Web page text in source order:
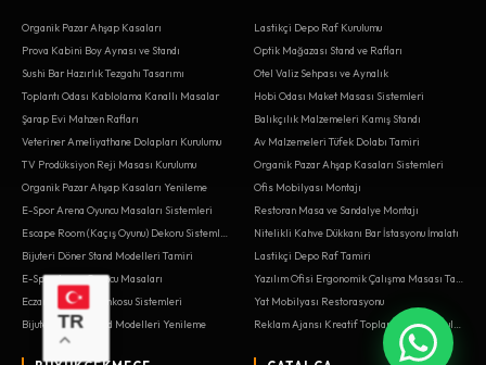
Organik Pazar Ahşap Kasaları
Prova Kabini Boy Aynası ve Standı
Sushi Bar Hazırlık Tezgahı Tasarımı
Toplantı Odası Kablolama Kanallı Masalar
Şarap Evi Mahzen Rafları
Veteriner Ameliyathane Dolapları Kurulumu
TV Prodüksiyon Reji Masası Kurulumu
Organik Pazar Ahşap Kasaları Yenileme
E-Spor Arena Oyuncu Masaları Sistemleri
Bijuteri Döner Stand Modelleri Tamiri
E-Spor Arena Oyuncu Masaları
Eczane Nöbetçi Bankosu Sistemleri
Bijuteri Döner Stand Modelleri Yenileme
Lastikçi Depo Raf Kurulumu
Optik Mağazası Stand ve Rafları
Otel Valiz Sehpası ve Aynalık
Hobi Odası Maket Masası Sistemleri
Balıkçılık Malzemeleri Kamış Standı
Av Malzemeleri Tüfek Dolabı Tamiri
Organik Pazar Ahşap Kasaları Sistemleri
Ofis Mobilyası Montajı
Restoran Masa ve Sandalye Montajı
Nitelikli Kahve Dükkanı Bar İstasyonu İmalatı
Lastikçi Depo Raf Tamiri
Yat Mobilyası Restorasyonu
TR